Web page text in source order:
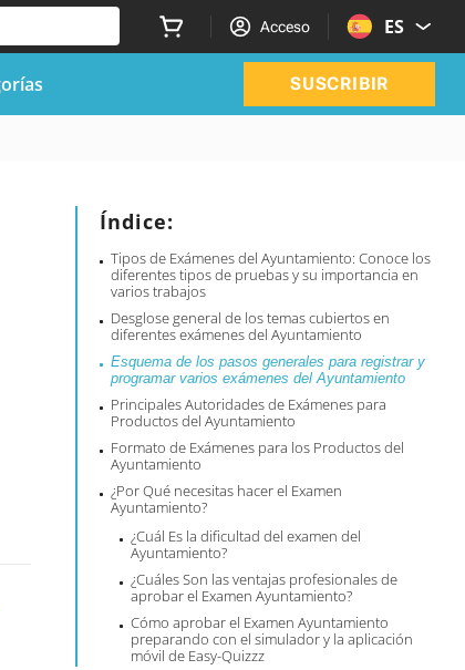
Acceso ES
SUSCRIBIR
Índice:
Tipos de Exámenes del Ayuntamiento: Conoce los
diferentes tipos de pruebas y su importancia en
varios trabajos
Desglose general de los temas cubiertos en
diferentes exámenes del Ayuntamiento
Esquema de los pasos generales para registrar y
programar varios exámenes del Ayuntamiento
Principales Autoridades de Exámenes para
Productos del Ayuntamiento
Formato de Exámenes para los Productos del
Ayuntamiento
¿Por Qué necesitas hacer el Examen
Ayuntamiento?
¿Cuál Es la dificultad del examen del
Ayuntamiento?
¿Cuáles Son las ventajas profesionales de
aprobar el Examen Ayuntamiento?
Cómo aprobar el Examen Ayuntamiento
preparando con el simulador y la aplicación
móvil de Easy-Quizzz